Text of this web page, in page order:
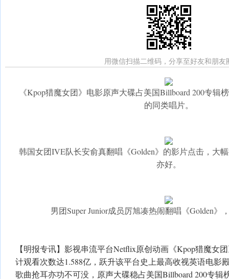
用微信扫描二维码，分享至好友和朋友
《Kpop猎魔女团》电影原声大碟占美国Billboard 200专辑
的同类唱片。
韩国女团IVE队长安俞真翻唱《Golden》的影片点击，大
亦好。
男团Super Junior成员厉旭凑热闹翻唱《Golden》
【明报专讯】影视串流平台Netflix原创动画《Kpop猎魔女
计观看次数达1.588亿，跃升该平台史上最高收视英语电影
歌曲抢耳亦功不可没，原声大碟稳占美国Billboard 200专辑